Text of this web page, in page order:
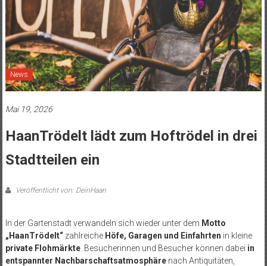
News
Mai 19, 2026
HaanTrödelt lädt zum Hoftrödel in drei
Stadtteilen ein
Veröffentlicht von: DeinHaan
In der Gartenstadt verwandeln sich wieder unter dem Motto
„HaanTrödelt“zahlreiche Höfe, Garagen und Einfahrten in kleine
private Flohmärkte. Besucherinnen und Besucher können dabei in
entspannter Nachbarschaftsatmosphärenach Antiquitäten,